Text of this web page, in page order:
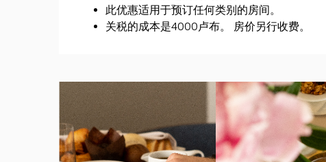
此优惠适用于预订任何类别的房间。
关税的成本是4000卢布。 房价另行收费。